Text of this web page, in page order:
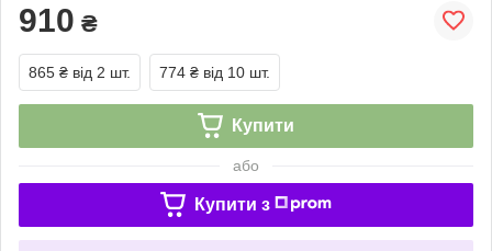
910 ₴
865 ₴ від 2 шт. 774 ₴ від 10 шт.
Купити
або
Купити з